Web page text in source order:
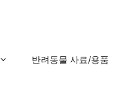
반려동물 사료/용품